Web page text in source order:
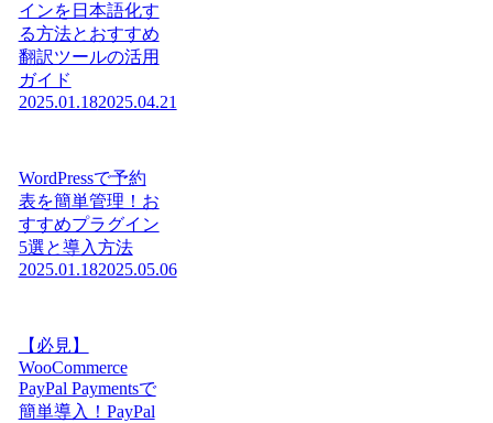
インを日本語化す
る方法とおすすめ
翻訳ツールの活用
ガイド
2025.01.182025.04.21
WordPressで予約
表を簡単管理！お
すすめプラグイン
5選と導入方法
2025.01.182025.05.06
【必見】
WooCommerce
PayPal Paymentsで
簡単導入！PayPal